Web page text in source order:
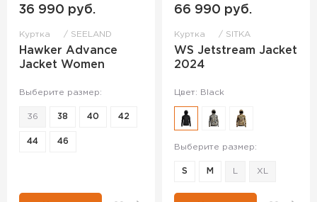
36 990 руб.
Куртка SEELAND
Hawker Advance
Jacket Women
Выберите размер:
36 38 40 42
44 46
66 990 руб.
Куртка SITKA
WS Jetstream Jacket
2024
Цвет: Black
Выберите размер:
S M XL